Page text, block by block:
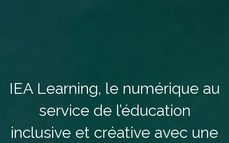
IEA Learning, le numérique au
service de l’éducation
inclusive et créative avec une